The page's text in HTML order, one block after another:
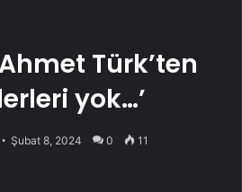
Türk’ten
yok…’
Şubat 8, 2024 0 11